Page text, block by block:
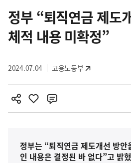
텐
츠
영
정부 “퇴직연금 제도
체적 내용 미확정”
2024.07.04 고용노동부
정부는 “퇴직연금 제도개선 방안
인 내용은 결정된 바 없다”고 밝